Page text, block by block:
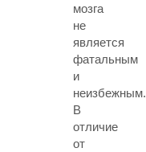
мозга
не
является
фатальным
и
неизбежным.
В
отличие
от